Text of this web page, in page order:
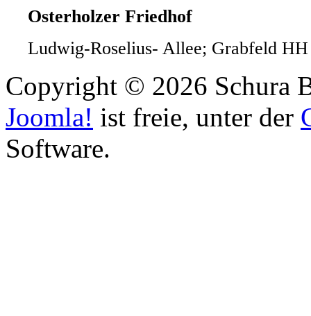
Osterholzer Friedhof
Ludwig-Roselius- Allee; Grabfeld
Copyright © 2026 Schura
Joomla! ist freie, unter der
Software.